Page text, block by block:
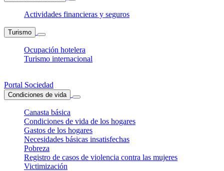
Actividades financieras y seguros
Turismo
Ocupación hotelera
Turismo internacional
Portal Sociedad
Condiciones de vida
Canasta básica
Condiciones de vida de los hogares
Gastos de los hogares
Necesidades básicas insatisfechas
Pobreza
Registro de casos de violencia contra las mujeres
Victimización